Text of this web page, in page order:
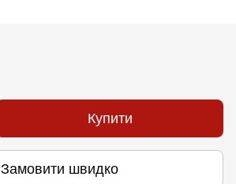
Купити
Замовити швидко